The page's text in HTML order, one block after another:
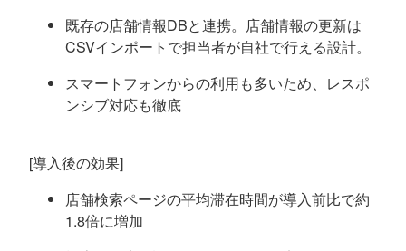
既存の店舗情報DBと連携。店舗情報の更新は
CSVインポートで担当者が自社で行える設計。
スマートフォンからの利用も多いため、レスポ
ンシブ対応も徹底
[導入後の効果]
店舗検索ページの平均滞在時間が導入前比で約
1.8倍に増加